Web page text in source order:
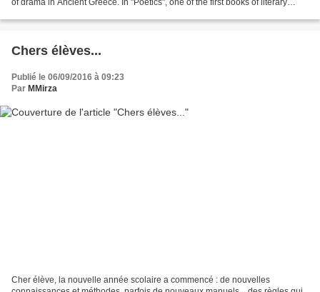
of drama in Ancient Greece. In "Poetics", one of the first books of literary
Chers élèves...
Publié le 06/09/2016 à 09:23
Par MMirza
Cher élève, la nouvelle année scolaire a commencé : de nouvelles